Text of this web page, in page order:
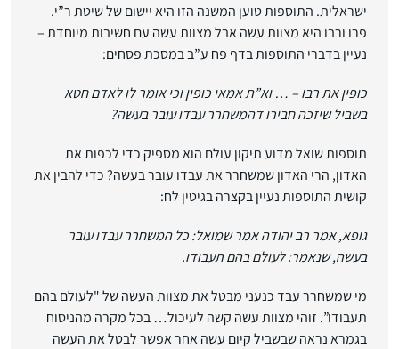
ישראלית. התוספות טוען המשנה הזו היא יישום של שיטת ר”י.
פרו ורבו היא מצוות עשה אבל מצוות עשה עם חשיבות מיוחדת –
נעיין בדברי התוספות בדף פח ע”ב במסכת פסחים:
כופין את רבו – … וא”ת אמאי כופין וכי אומר לו לאדם חטא
בשביל שיזכה חבירו דהמשחרר עבדו עובר בעשה?
תוספות שואל מדוע תיקון עולם הוא מספיק כדי לכפות את
האדון, הרי האדון שמשחרר את עבדו עובר בעשה? כדי להבין את
קושית התוספות נעיין בקצרה בגיטין לח:
גופא, אמר רב יהודה אמר שמואל: כל המשחרר עבדו עובר
בעשה, שנאמר: לעולם בהם תעבודו.
מי שמשחרר עבד כנעני מבטל את מצוות העשה של "לעולם בהם
תעבודו”. זוהי מצוות עשה קשה לעיכול… בכל מקרה מהניסוח
בגמרא נראה שבשביל קיום עשה אחר אפשר לבטל את העשה